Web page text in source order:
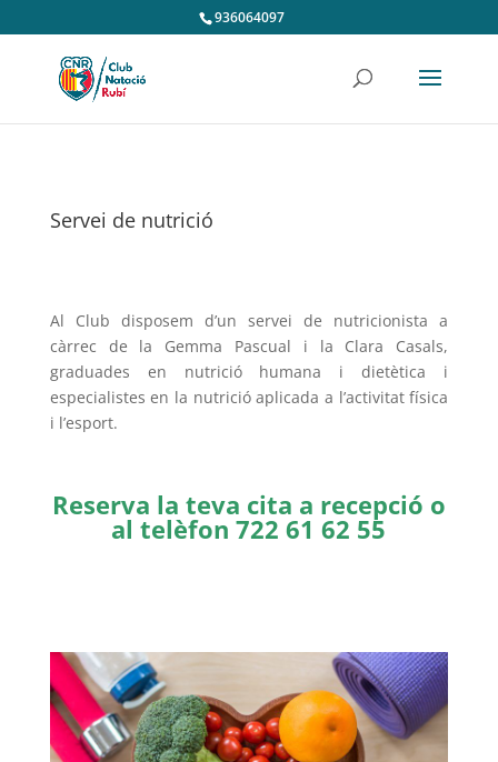
936064097
Servei de nutrició
Al Club disposem d’un servei de nutricionista a
càrrec de la Gemma Pascual i la Clara Casals,
graduades en nutrició humana i dietètica i
especialistes en la nutrició aplicada a l’activitat física
i l’esport.
Reserva la teva cita a recepció o
al telèfon 722 61 62 55